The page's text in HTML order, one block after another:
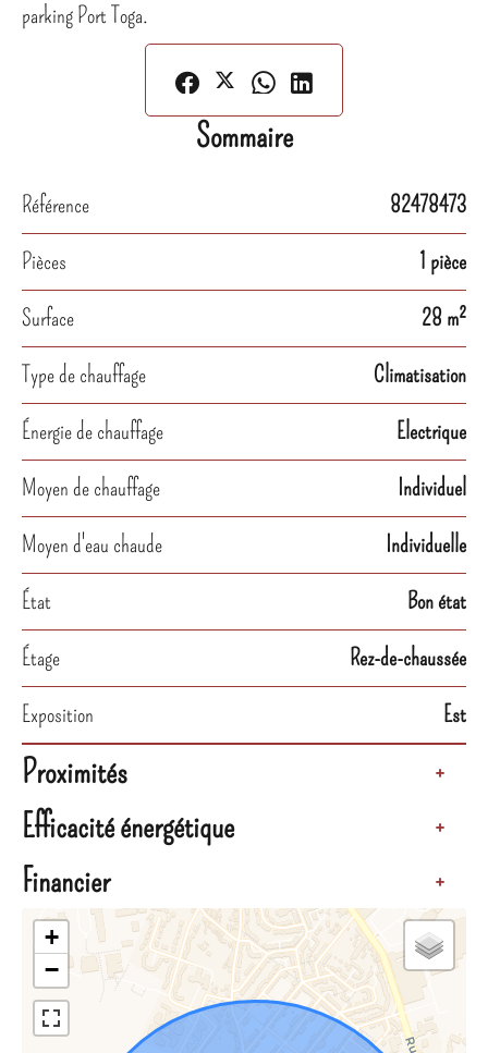
parking Port Toga.
Sommaire
Référence
82478473
Pièces
1 pièce
Surface
28 m²
Type de chauffage
Climatisation
Énergie de chauffage
Electrique
Moyen de chauffage
Individuel
Moyen d'eau chaude
Individuelle
État
Bon état
Étage
Rez-de-chaussée
Exposition
Est
Proximités +
Efficacité énergétique +
Financier +
+
−